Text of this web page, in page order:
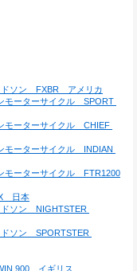
ソン　FXBR　アメリカ
モーターサイクル　SPORT
モーターサイクル　CHIEF
モーターサイクル　INDIAN
モーターサイクル　FTR1200
　日本
ソン　NIGHTSTER
ソン　SPORTSTER
900　イギリス